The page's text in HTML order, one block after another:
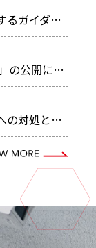
通信インフラの可視性向上と堅牢化に関するガイダンス(Enhanced Visibility and Hardening Guidance for Communications Infrastructure）日本語版共有
「ローカル5Gセキュリティガイドライン」の公開について
電気通信事業者におけるサイバー攻撃等への対処と通信の秘密に関するガイドラインの改定について